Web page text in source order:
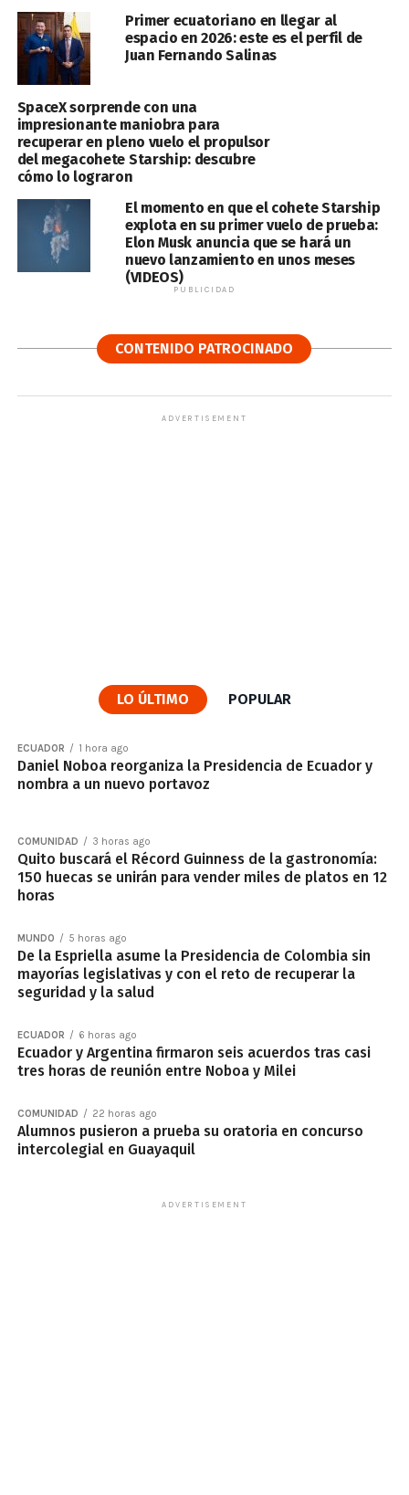
Primer ecuatoriano en llegar al
espacio en 2026: este es el perfil de
Juan Fernando Salinas
SpaceX sorprende con una
impresionante maniobra para
recuperar en pleno vuelo el propulsor
del megacohete Starship: descubre
cómo lo lograron
El momento en que el cohete Starship
explota en su primer vuelo de prueba:
Elon Musk anuncia que se hará un
nuevo lanzamiento en unos meses
(VIDEOS)
PUBLICIDAD
CONTENIDO PATROCINADO
ADVERTISEMENT
LO ÚLTIMO POPULAR
ECUADOR 1 hora ago
Daniel Noboa reorganiza la Presidencia de Ecuador y
nombra a un nuevo portavoz
COMUNIDAD 3 horas ago
Quito buscará el Récord Guinness de la gastronomía:
150 huecas se unirán para vender miles de platos en 12
horas
MUNDO 5 horas ago
De la Espriella asume la Presidencia de Colombia sin
mayorías legislativas y con el reto de recuperar la
seguridad y la salud
ECUADOR 6 horas ago
Ecuador y Argentina firmaron seis acuerdos tras casi
tres horas de reunión entre Noboa y Milei
COMUNIDAD 22 horas ago
Alumnos pusieron a prueba su oratoria en concurso
intercolegial en Guayaquil
ADVERTISEMENT